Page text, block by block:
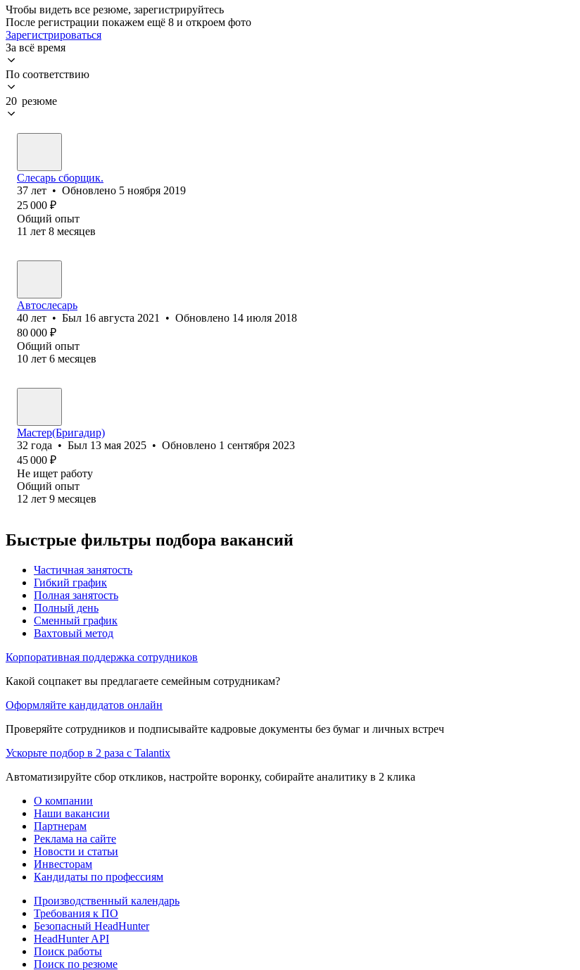
Чтобы видеть все резюме, зарегистрируйтесь
После регистрации покажем ещё 8 и откроем фото
Зарегистрироваться
За всё время
По соответствию
20 резюме
Слесарь сборщик.
37 лет • Обновлено 5 ноября 2019
25 000 ₽
Общий опыт
11 лет 8 месяцев
Автослесарь
40 лет • Был 16 августа 2021 • Обновлено 14 июля 2018
80 000 ₽
Общий опыт
10 лет 6 месяцев
Мастер(Бригадир)
32 года • Был 13 мая 2025 • Обновлено 1 сентября 2023
45 000 ₽
Не ищет работу
Общий опыт
12 лет 9 месяцев
Быстрые фильтры подбора вакансий
Частичная занятость
Гибкий график
Полная занятость
Полный день
Сменный график
Вахтовый метод
Корпоративная поддержка сотрудников
Какой соцпакет вы предлагаете семейным сотрудникам?
Оформляйте кандидатов онлайн
Проверяйте сотрудников и подписывайте кадровые документы без бумаг и личных встреч
Ускорьте подбор в 2 раза с Talantix
Автоматизируйте сбор откликов, настройте воронку, собирайте аналитику в 2 клика
О компании
Наши вакансии
Партнерам
Реклама на сайте
Новости и статьи
Инвесторам
Кандидаты по профессиям
Производственный календарь
Требования к ПО
Безопасный HeadHunter
HeadHunter API
Поиск работы
Поиск по резюме